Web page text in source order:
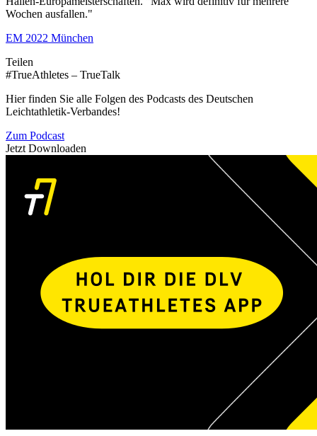
Wochen ausfallen."
EM 2022 München
Teilen
#TrueAthletes – TrueTalk
Hier finden Sie alle Folgen des Podcasts des Deutschen
Leichtathletik-Verbandes!
Zum Podcast
Jetzt Downloaden